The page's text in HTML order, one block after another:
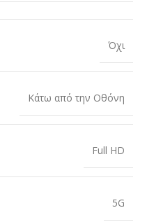
Όχι
Κάτω από την Οθόνη
Full HD
5G